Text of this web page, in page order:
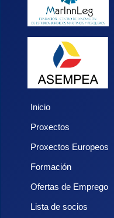
Inicio
Proxectos
Proxectos Europeos
Formación
Ofertas de Emprego
Lista de socios